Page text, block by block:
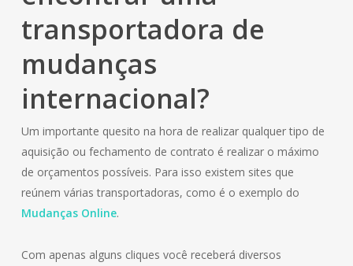
transportadora de
mudanças
internacional?
Um importante quesito na hora de realizar qualquer tipo de
aquisição ou fechamento de contrato é realizar o máximo
de orçamentos possíveis. Para isso existem sites que
reúnem várias transportadoras, como é o exemplo do
Mudanças Online.
Com apenas alguns cliques você receberá diversos